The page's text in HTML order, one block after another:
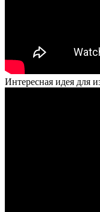
Интересная идея для